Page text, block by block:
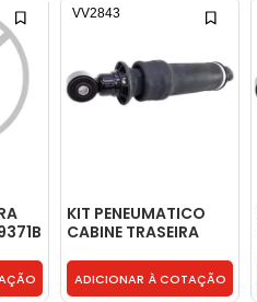
KIT PENEUMATICO
CABINE TRASEIRA
ADICIONAR À COTAÇÃO
VV2843